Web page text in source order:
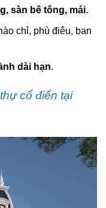
sàn bê tông, mái.
chỉ, phù điêu, ban
dài hạn.
cổ điển tại